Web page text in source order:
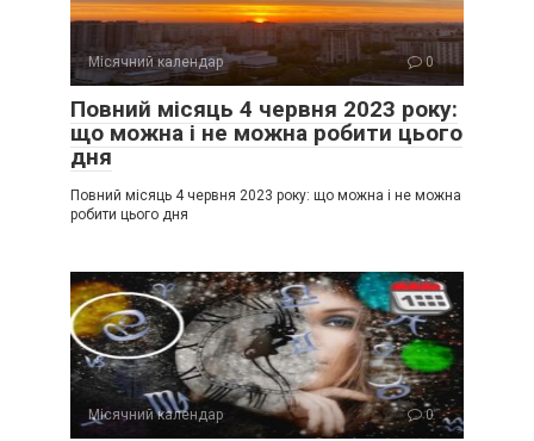
Місячний календар 0
Повний місяць 4 червня 2023 року:
що можна і не можна робити цього
дня
Повний місяць 4 червня 2023 року: що можна і не можна
робити цього дня
Місячний календар 0